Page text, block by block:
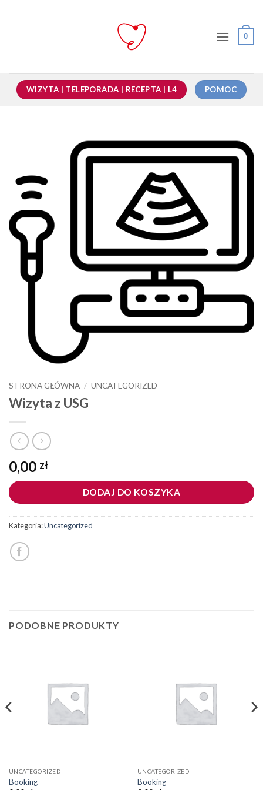
0
WIZYTA | TELEPORADA | RECEPTA | L4 POMOC
STRONA GŁÓWNA / UNCATEGORIZED
Wizyta z USG
0,00 zł
DODAJ DO KOSZYKA
Kategoria:Uncategorized
PODOBNE PRODUKTY
UNCATEGORIZED
Booking
UNCATEGORIZED
Booking